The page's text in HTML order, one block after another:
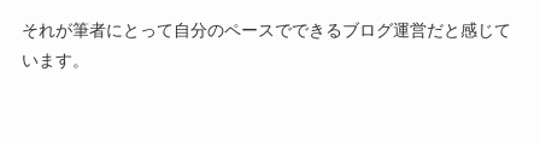
それが筆者にとって自分のペースでできるブログ運営だと感じて
います。